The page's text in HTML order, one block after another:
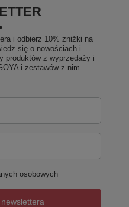
i odbierz 10% zniżki na
się o nowościach i
produktów z wyprzedaży i
i zestawów z nim
osobowych